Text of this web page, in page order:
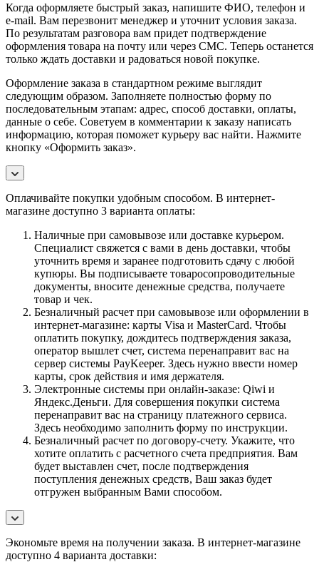
Когда оформляете быстрый заказ, напишите ФИО, телефон и
e-mail. Вам перезвонит менеджер и уточнит условия заказа.
По результатам разговора вам придет подтверждение
оформления товара на почту или через СМС. Теперь останется
только ждать доставки и радоваться новой покупке.
Оформление заказа в стандартном режиме выглядит
следующим образом. Заполняете полностью форму по
последовательным этапам: адрес, способ доставки, оплаты,
данные о себе. Советуем в комментарии к заказу написать
информацию, которая поможет курьеру вас найти. Нажмите
кнопку «Оформить заказ».
Оплачивайте покупки удобным способом. В интернет-
магазине доступно 3 варианта оплаты:
Наличные при самовывозе или доставке курьером.
Специалист свяжется с вами в день доставки, чтобы
уточнить время и заранее подготовить сдачу с любой
купюры. Вы подписываете товаросопроводительные
документы, вносите денежные средства, получаете
товар и чек.
Безналичный расчет при самовывозе или оформлении в
интернет-магазине: карты Visa и MasterCard. Чтобы
оплатить покупку, дождитесь подтверждения заказа,
оператор вышлет счет, система перенаправит вас на
сервер системы PayKeeper. Здесь нужно ввести номер
карты, срок действия и имя держателя.
Электронные системы при онлайн-заказе: Qiwi и
Яндекс.Деньги. Для совершения покупки система
перенаправит вас на страницу платежного сервиса.
Здесь необходимо заполнить форму по инструкции.
Безналичный расчет по договору-счету. Укажите, что
хотите оплатить с расчетного счета предприятия. Вам
будет выставлен счет, после подтверждения
поступления денежных средств, Ваш заказ будет
отгружен выбранным Вами способом.
Экономьте время на получении заказа. В интернет-магазине
доступно 4 варианта доставки: